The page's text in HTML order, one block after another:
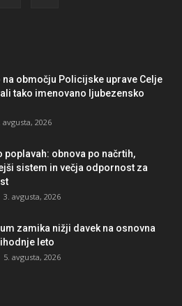
na območju Policijske uprave Celje
tako imenovano ljubezensko
avgusta, 2026
poplavah: obnova po načrtih,
sistem in večja odpornost za
3. avgusta, 2026
zamika nižji davek na osnovna
leto
5. avgusta, 2026